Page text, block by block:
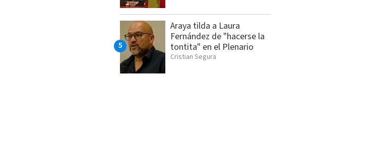
Araya tilda a Laura
Fernández de "hacerse la
tontita" en el Plenario
Cristian Segura